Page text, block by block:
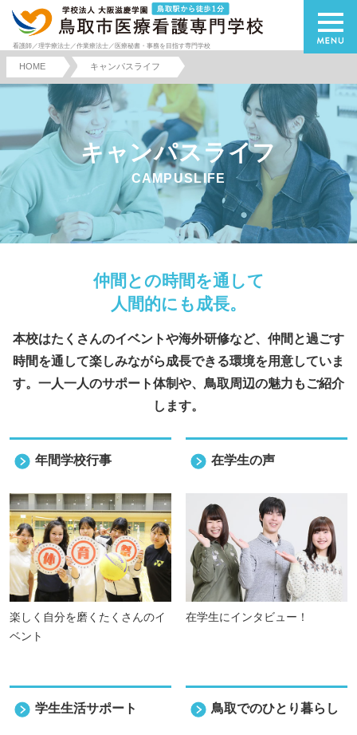
看護師／理学療法士／作業療法士／医療秘書・事務を目指す専門学校
HOME キャンパスライフ
キャンパスライフ
CAMPUSLIFE
仲間との時間を通して
人間的にも成長。
本校はたくさんのイベントや海外研修など、仲間と過ごす
時間を通して楽しみながら成長できる環境を用意していま
す。一人一人のサポート体制や、鳥取周辺の魅力もご紹介
します。
年間学校行事
楽しく自分を磨くたくさんのイ
ベント
在学生の声
在学生にインタビュー！
学生生活サポート 鳥取でのひとり暮らし